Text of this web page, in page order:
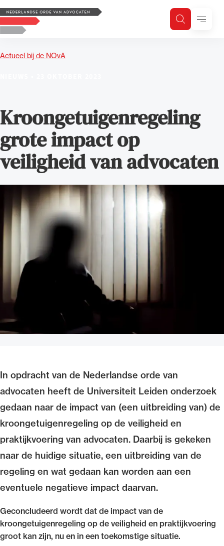
Logo, to the homepage
ZoekenMenu
Actueel bij de NOvA
Kroongetuigenregeling
grote impact op
veiligheid van advocaten
In opdracht van de Nederlandse orde van
advocaten heeft de Universiteit Leiden onderzoek
gedaan naar de impact van (een uitbreiding van) de
kroongetuigenregeling op de veiligheid en
praktijkvoering van advocaten. Daarbij is gekeken
naar de huidige situatie, een uitbreiding van de
regeling en wat gedaan kan worden aan een
eventuele negatieve impact daarvan.
Geconcludeerd wordt dat de impact van de
kroongetuigenregeling op de veiligheid en praktijkvoering
groot kan zijn, nu en in een toekomstige situatie.
Zoeken
Zoek op trefwoord
Uitgelicht
Van de Advocatenwet tot de Verordening op
de advocatuur (Voda) en de Regeling op de
Ondersteuning voor advocaten bij hun
beroepsuitoefening: van de advocatenpas tot
het rechtsgebiedenregister en